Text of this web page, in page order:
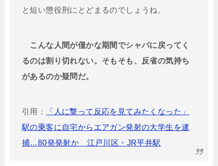
と短い懲役刑にとどまるのでしょうね。
こんな人間が僅かな期間でシャバに戻ってく
るのは割り切れない。そもそも、反省の気持ち
があるのか疑問だ。
引用：
「人に撃って反応を見てみたくなった」
駅の乗客に自宅からエアガン発射の大学生を逮
捕…80発発射か 江戸川区・JR平井駅